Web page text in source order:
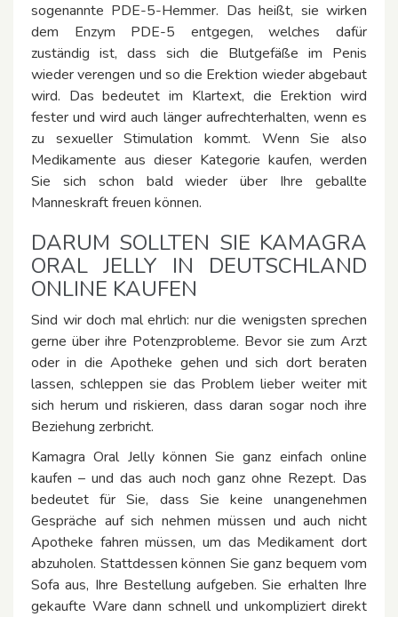
sogenannte PDE-5-Hemmer. Das heißt, sie wirken
dem Enzym PDE-5 entgegen, welches dafür
zuständig ist, dass sich die Blutgefäße im Penis
wieder verengen und so die Erektion wieder abgebaut
wird. Das bedeutet im Klartext, die Erektion wird
fester und wird auch länger aufrechterhalten, wenn es
zu sexueller Stimulation kommt. Wenn Sie also
Medikamente aus dieser Kategorie kaufen, werden
Sie sich schon bald wieder über Ihre geballte
Manneskraft freuen können.
DARUM SOLLTEN SIE KAMAGRA
ORAL JELLY IN DEUTSCHLAND
ONLINE KAUFEN
Sind wir doch mal ehrlich: nur die wenigsten sprechen
gerne über ihre Potenzprobleme. Bevor sie zum Arzt
oder in die Apotheke gehen und sich dort beraten
lassen, schleppen sie das Problem lieber weiter mit
sich herum und riskieren, dass daran sogar noch ihre
Beziehung zerbricht.
Kamagra Oral Jelly können Sie ganz einfach online
kaufen – und das auch noch ganz ohne Rezept. Das
bedeutet für Sie, dass Sie keine unangenehmen
Gespräche auf sich nehmen müssen und auch nicht
Apotheke fahren müssen, um das Medikament dort
abzuholen. Stattdessen können Sie ganz bequem vom
Sofa aus, Ihre Bestellung aufgeben. Sie erhalten Ihre
gekaufte Ware dann schnell und unkompliziert direkt